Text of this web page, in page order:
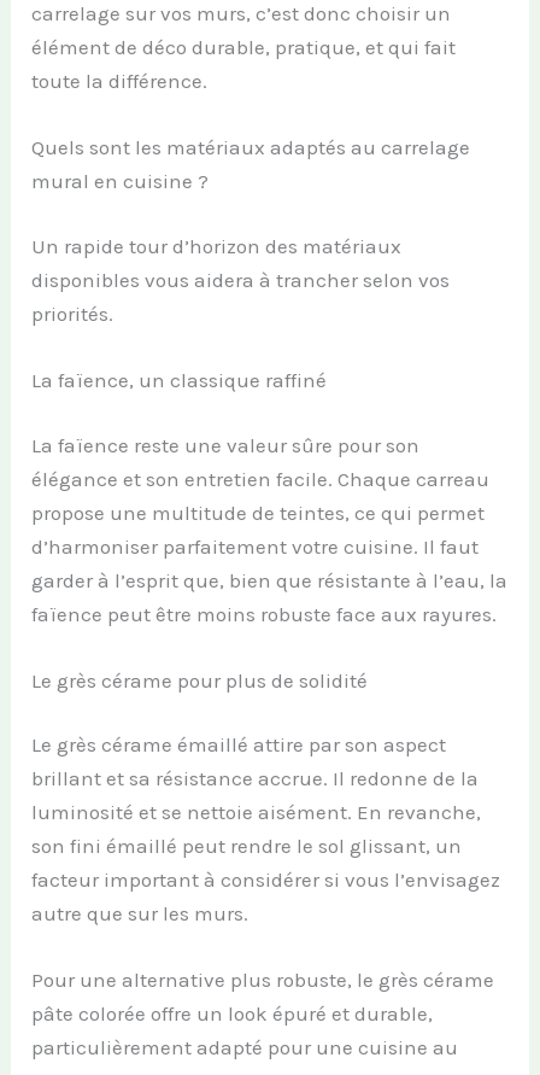
carrelage sur vos murs, c’est donc choisir un
élément de déco durable, pratique, et qui fait
toute la différence.
Quels sont les matériaux adaptés au carrelage
mural en cuisine ?
Un rapide tour d’horizon des matériaux
disponibles vous aidera à trancher selon vos
priorités.
La faïence, un classique raffiné
La faïence reste une valeur sûre pour son
élégance et son entretien facile. Chaque carreau
propose une multitude de teintes, ce qui permet
d’harmoniser parfaitement votre cuisine. Il faut
garder à l’esprit que, bien que résistante à l’eau, la
faïence peut être moins robuste face aux rayures.
Le grès cérame pour plus de solidité
Le grès cérame émaillé attire par son aspect
brillant et sa résistance accrue. Il redonne de la
luminosité et se nettoie aisément. En revanche,
son fini émaillé peut rendre le sol glissant, un
facteur important à considérer si vous l’envisagez
autre que sur les murs.
Pour une alternative plus robuste, le grès cérame
pâte colorée offre un look épuré et durable,
particulièrement adapté pour une cuisine au